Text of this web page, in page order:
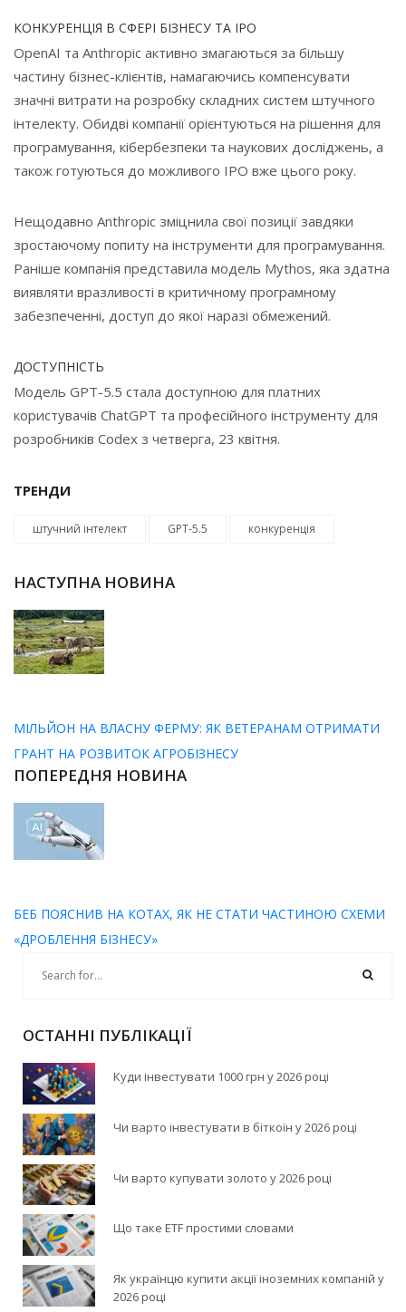
КОНКУРЕНЦІЯ В СФЕРІ БІЗНЕСУ ТА IPO
OpenAI та Anthropic активно змагаються за більшу
частину бізнес-клієнтів, намагаючись компенсувати
значні витрати на розробку складних систем штучного
інтелекту. Обидві компанії орієнтуються на рішення для
програмування, кібербезпеки та наукових досліджень, а
також готуються до можливого IPO вже цього року.
Нещодавно Anthropic зміцнила свої позиції завдяки
зростаючому попиту на інструменти для програмування.
Раніше компанія представила модель Mythos, яка здатна
виявляти вразливості в критичному програмному
забезпеченні, доступ до якої наразі обмежений.
ДОСТУПНІСТЬ
Модель GPT-5.5 стала доступною для платних
користувачів ChatGPT та професійного інструменту для
розробників Codex з четверга, 23 квітня.
ТРЕНДИ
штучний інтелект GPT-5.5 конкуренція
НАСТУПНА НОВИНА
МІЛЬЙОН НА ВЛАСНУ ФЕРМУ: ЯК ВЕТЕРАНАМ ОТРИМАТИ
ГРАНТ НА РОЗВИТОК АГРОБІЗНЕСУ
ПОПЕРЕДНЯ НОВИНА
БЕБ ПОЯСНИВ НА КОТАХ, ЯК НЕ СТАТИ ЧАСТИНОЮ СХЕМИ
«ДРОБЛЕННЯ БІЗНЕСУ»
ОСТАННІ ПУБЛІКАЦІЇ
Куди інвестувати 1000 грн у 2026 році
Чи варто інвестувати в біткоїн у 2026 році
Чи варто купувати золото у 2026 році
Що таке ETF простими словами
Як українцю купити акції іноземних компаній у
2026 році